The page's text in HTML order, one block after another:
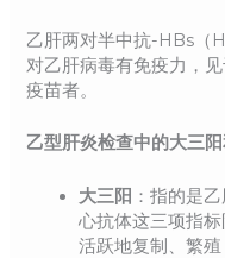
乙肝两对半中抗-HBs（
对乙肝病毒有免疫力，
疫苗者。
乙型肝炎检查中的大三
大三阳 ：指的是
心抗体这三项指
活跃地复制、繁